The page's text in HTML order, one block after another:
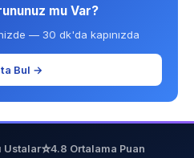
mu Var?
— 30 dk'da kapınızda
Bul →
Ustalar⭐4.8 Ortalama Puan